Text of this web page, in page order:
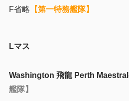
F省略 【第一特務艦隊】
Lマス
Washington 飛龍 Perth
艦隊】